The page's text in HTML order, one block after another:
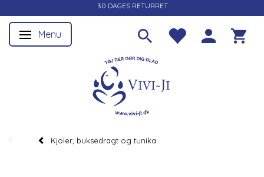
30 DAGES RETURRET
Skifte navigation
Menu
Kjoler, buksedragt og tunika